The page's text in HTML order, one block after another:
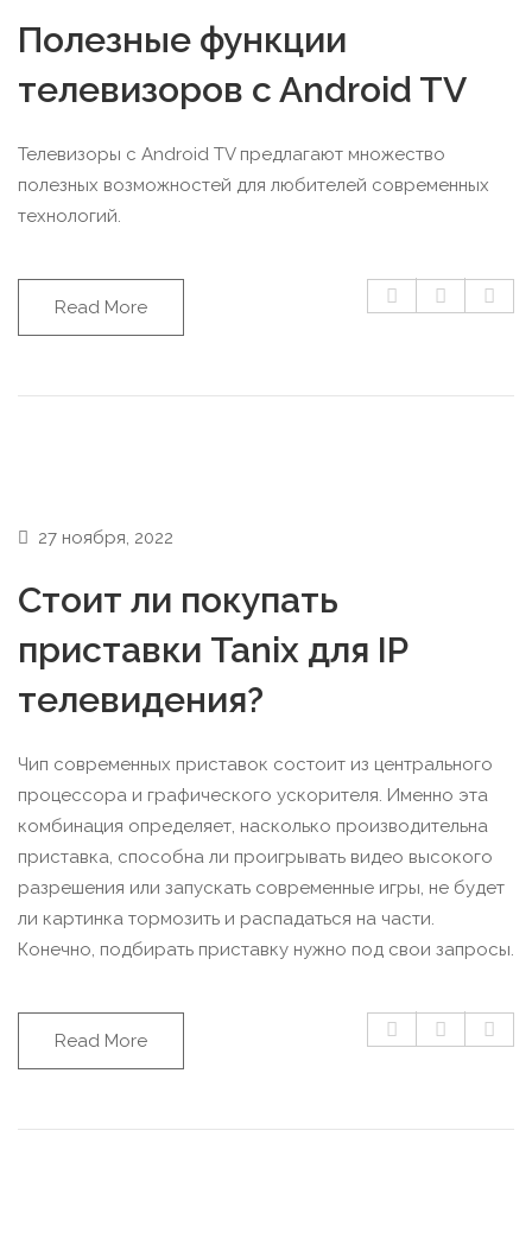
Полезные функции
телевизоров c Android TV
Телевизоры с Android TV предлагают множество
полезных возможностей для любителей современных
технологий.
Read More
27 ноября, 2022
Стоит ли покупать
приставки Tanix для IP
телевидения?
Чип современных приставок состоит из центрального
процессора и графического ускорителя. Именно эта
комбинация определяет, насколько производительна
приставка, способна ли проигрывать видео высокого
разрешения или запускать современные игры, не будет
ли картинка тормозить и распадаться на части.
Конечно, подбирать приставку нужно под свои запросы.
Read More